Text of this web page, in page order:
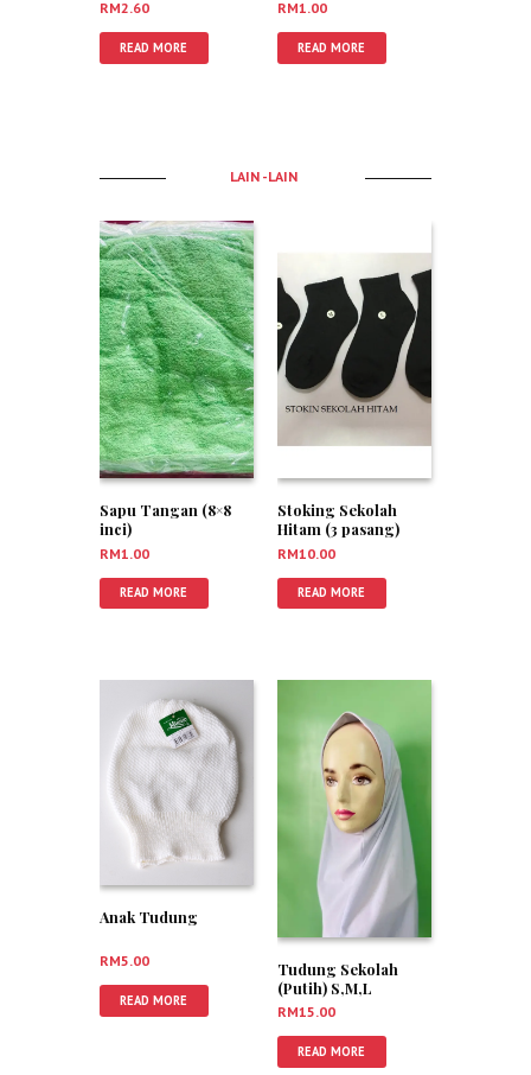
RM2.60
READ MORE
RM1.00
READ MORE
LAIN -LAIN
Sapu Tangan (8×8
inci)
RM1.00
READ MORE
Stoking Sekolah
Hitam (3 pasang)
RM10.00
READ MORE
Anak Tudung
RM5.00
READ MORE
Tudung Sekolah
(Putih) S,M,L
RM15.00
READ MORE